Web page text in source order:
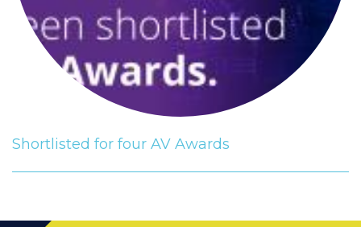
Shortlisted for four AV Awards